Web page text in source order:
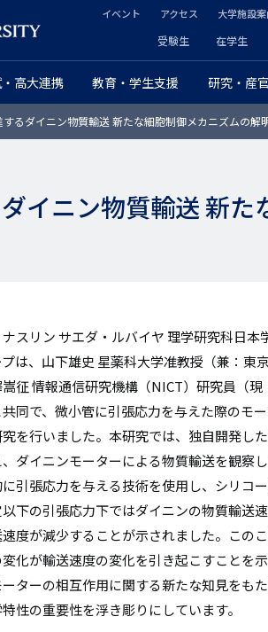
高大連携 教育・学生支援 研究・産
ヘ
ッ
ダ
プ
リ
ー
リ
ン
ク
受験生 在学生
ッ
ダ
ー
カ
リ
ー
リ
ン
ク
イベント アクセス 大学施設
るダイニン物質輸送 新たな細胞制御メカニズムの解
イニン物質輸送 新
スリン サエダ・ルバイヤ 理学研究科日本
プは、山下雄史 星薬科大学准教授（兼：東
征 情報通信研究機構（NICT）研究員（
共同で、微小管に引張応力を与えた際のモ
を行いました。本研究では、独自開発し
、ダイニンモーターによる物質輸送を観察
に引張応力を与える技術を使用し、シリコ
以下の引張応力下ではダイニンの物質輸送
度が減少することが示されました。この
変化が輸送速度の変化を引き起こすことを
ーターの相互作用に関する新たな知見をも
性の重要性を浮き彫りにしています。